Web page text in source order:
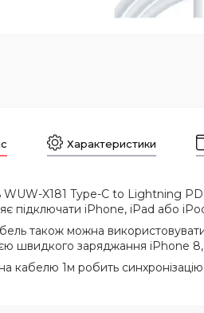
Характеристики
WUW-X181 Type-C to Lightning PD
підключати iPhone, iPad або
також можна
швидкого заряджання iPhone
кабелю 1м робить синхронізацію